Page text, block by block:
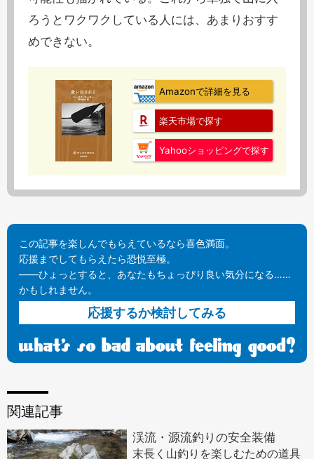
ろうとワクワクしている人には、あまりおすす
めできない。
Amazonで詳細を見る
楽天市場で探す
Yahooショッピングで探す
この記事を楽しんでもらえているなら喜色満面。
応援までしてもらえたら恐悦至極。
——ひょっとすると、あなたもちょっぴり良い気分になる……
かもしれません。
応援するか検討してみる
関連記事
渓流・源流釣りの安全装備
末長く山釣りを楽しむための道具